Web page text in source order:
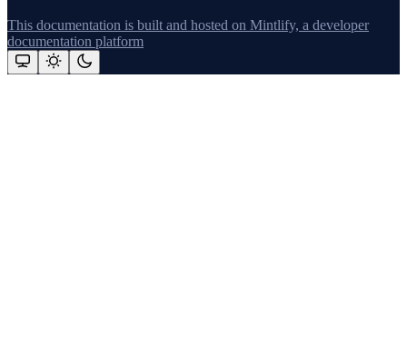
This documentation is built and hosted on Mintlify, a developer
documentation platform